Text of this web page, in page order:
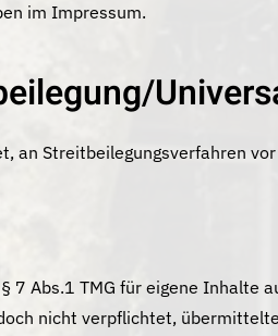
im Impressum.
an Streitbeilegungsverfahren
7 Abs.1 TMG für eigene Inhalte
nicht verpflichtet,